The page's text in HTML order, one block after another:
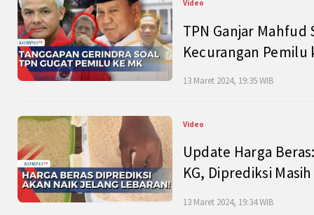
Video
TPN Ganjar Mahfud
Kecurangan Pemilu
13 Maret 2024, 19:35 WIB
Video
Update Harga
KG, Diprediksi
13 Maret 2024, 19:34 WIB